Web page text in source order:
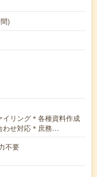
)
イリング＊各種資料作成
わせ対応＊庶務…
不要